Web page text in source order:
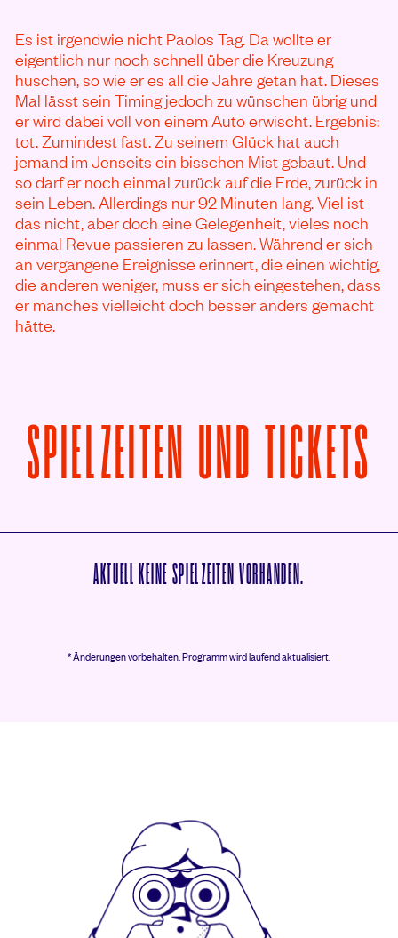
Es ist irgendwie nicht Paolos Tag. Da wollte er
eigentlich nur noch schnell über die Kreuzung
huschen, so wie er es all die Jahre getan hat. Dieses
Mal lässt sein Timing jedoch zu wünschen übrig und
er wird dabei voll von einem Auto erwischt. Ergebnis:
tot. Zumindest fast. Zu seinem Glück hat auch
jemand im Jenseits ein bisschen Mist gebaut. Und
so darf er noch einmal zurück auf die Erde, zurück in
sein Leben. Allerdings nur 92 Minuten lang. Viel ist
das nicht, aber doch eine Gelegenheit, vieles noch
einmal Revue passieren zu lassen. Während er sich
an vergangene Ereignisse erinnert, die einen wichtig,
die anderen weniger, muss er sich eingestehen, dass
er manches vielleicht doch besser anders gemacht
hätte.
SPIELZEITEN UND TICKETS
AKTUELL KEINE SPIELZEITEN VORHANDEN.
* Änderungen vorbehalten.Programm wird laufend aktualisiert.